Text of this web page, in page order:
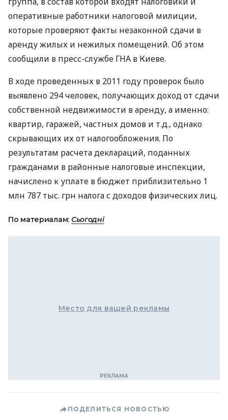
оперативные работники налоговой милиции,
которые проверяют факты незаконной сдачи в
аренду жилых и нежилых помещений. Об этом
сообщили в пресс-службе ГНА в Киеве.
В ходе проведенных в 2011 году проверок было
выявлено 294 человек, получающих доход от сдачи
собственной недвижимости в аренду, а именно:
квартир, гаражей, частных домов и т.д., однако
скрывающих их от налогообложения. По
результатам расчета деклараций, поданных
гражданами в районные налоговые инспекции,
начислено к уплате в бюджет приблизительно 1
млн 787 тыс. грн налога с доходов физических лиц.
По материалам: Сьогодні
Место для вашей рекламы
ПОДЕЛИТЬСЯ НОВОСТЬЮ